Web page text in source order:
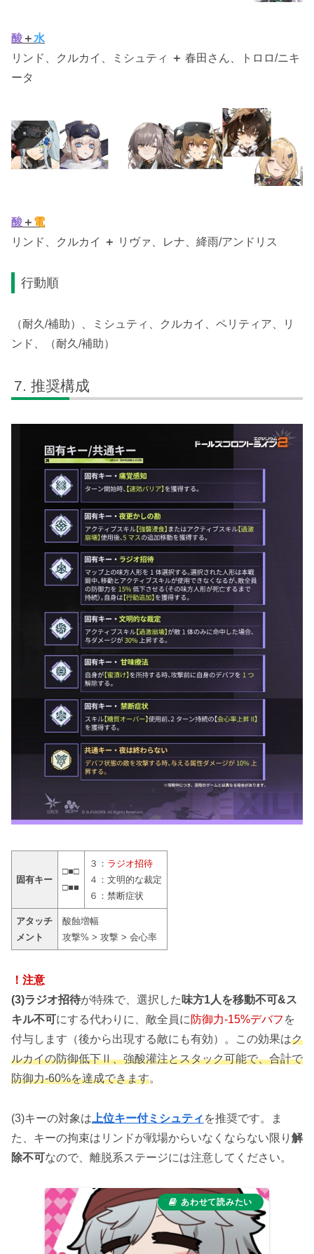
酸 ＋ 水
リンド、クルカイ、ミシュティ
＋ 春田さん、トロロ/ニキ
ータ
酸 ＋ 電
リンド、クルカイ
＋ リヴァ、レナ、絳雨/アンドリス
行動順
（耐久/補助）、ミシュティ、クルカイ、ペリティア、リ
ンド、（耐久/補助）
推奨構成
固有キー
□■□
□■■
３： ラジオ招待
４：文明的な裁定
６：禁断症状
アタッチ
メント
酸蝕増幅
攻撃% > 攻撃 > 会心率
！注意
(3)ラジオ招待が特殊で、選択した 味方1人を移動不可&ス
キル不可にする代わりに、敵全員に 防御力-15%デバフ を
付与します（後から出現する敵にも有効）。この効果はク
ルカイの防御低下Ⅱ、強酸灌注とスタック可能で、合計で
防御力-60%を達成できます。
(3)キーの対象は 上位キー付ミシュティ を推奨です。ま
た、キーの拘束はリンドが戦場からいなくならない限り 解
除不可なので、離脱系ステージには注意してください。